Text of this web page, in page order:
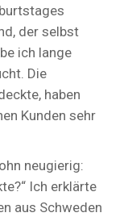
der selbst
ich lange
Die
haben
Kunden sehr
neugierig:
Ich erklärte
aus Schweden